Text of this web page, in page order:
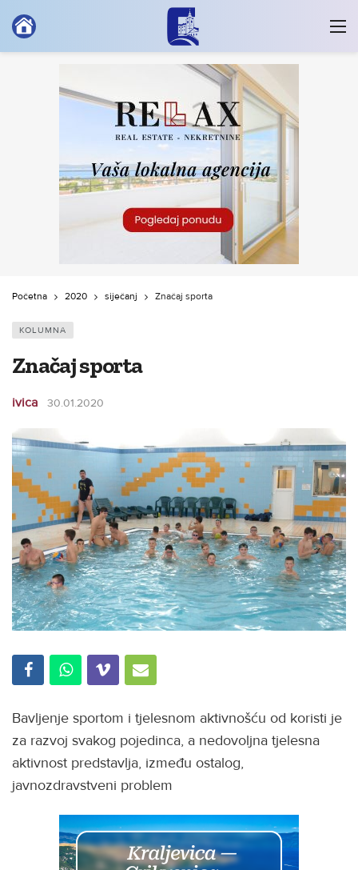
Početna 2020 siječanj Značaj sporta
KOLUMNA
Značaj sporta
ivica 30.01.2020
Bavljenje sportom i tjelesnom aktivnošću od koristi je
za razvoj svakog pojedinca, a nedovoljna tjelesna
aktivnost predstavlja, između ostalog,
javnozdravstveni problem